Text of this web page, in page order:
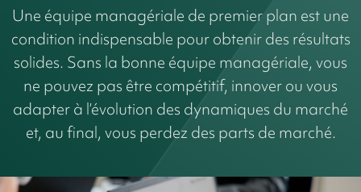
Une équipe managériale de premier plan est une
condition indispensable pour obtenir des résultats
solides. Sans la bonne équipe managériale, vous
ne pouvez pas être compétitif, innover ou vous
adapter à l’évolution des dynamiques du marché
et, au final, vous perdez des parts de marché.